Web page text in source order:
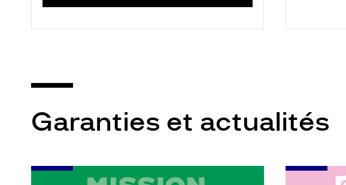
Garanties et actualités
-
-
Renouvelez